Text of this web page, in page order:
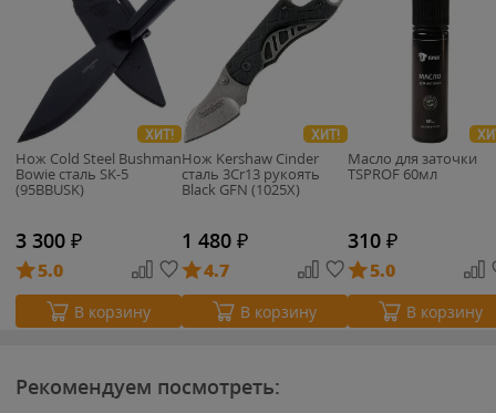
ХИТ!
Нож Cold Steel Bushman
Bowie сталь SK-5
(95BBUSK)
3 300 ₽
5.0
В корзину
ХИТ!
Нож Kershaw Cinder
cталь 3Cr13 рукоять
Black GFN (1025X)
1 480 ₽
4.7
В корзину
Масло для заточки
TSPROF 60мл
310 ₽
5.0
В корзину
Рекомендуем посмотреть: